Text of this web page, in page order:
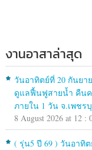
งานอาสาล่าสุด
วันอาทิตย์ที่ 20 กันยา
ดูแลฟื้นฟูสายน้ำ คืน
ภายใน 1 วัน จ.เพชร
8 August 2026 at 12 :
( รุ่น5 ปี 69 ) วันอาทิ